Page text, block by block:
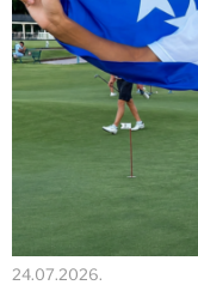
24.07.2026.